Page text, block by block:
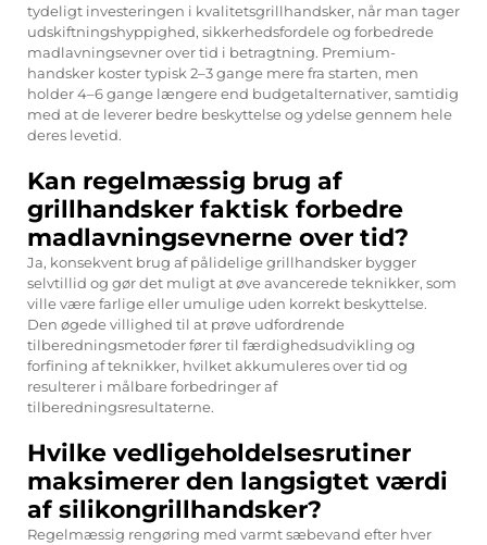
tydeligt investeringen i kvalitetsgrillhandsker, når man tager
udskiftningshyppighed, sikkerhedsfordele og forbedrede
madlavningsevner over tid i betragtning. Premium-
handsker koster typisk 2–3 gange mere fra starten, men
holder 4–6 gange længere end budgetalternativer, samtidig
med at de leverer bedre beskyttelse og ydelse gennem hele
deres levetid.
Kan regelmæssig brug af
grillhandsker faktisk forbedre
madlavningsevnerne over tid?
Ja, konsekvent brug af pålidelige grillhandsker bygger
selvtillid og gør det muligt at øve avancerede teknikker, som
ville være farlige eller umulige uden korrekt beskyttelse.
Den øgede villighed til at prøve udfordrende
tilberedningsmetoder fører til færdighedsudvikling og
forfining af teknikker, hvilket akkumuleres over tid og
resulterer i målbare forbedringer af
tilberedningsresultaterne.
Hvilke vedligeholdelsesrutiner
maksimerer den langsigtet værdi
af silikongrillhandsker?
Regelmæssig rengøring med varmt sæbevand efter hver